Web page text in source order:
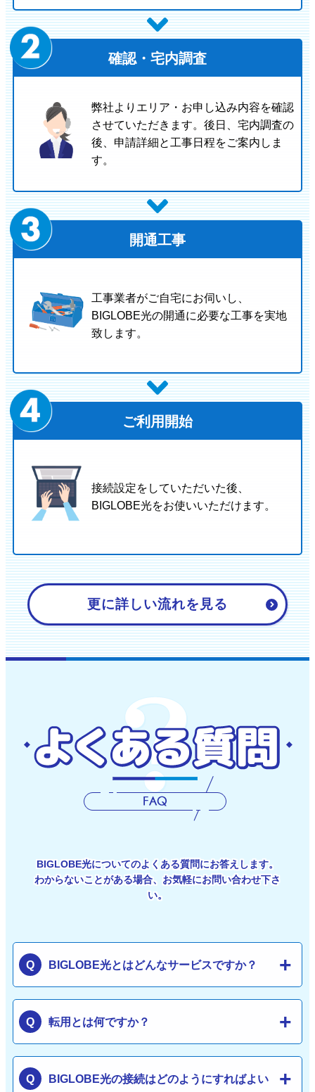
確認・宅内調査
弊社よりエリア・お申し込み内容を確認
させていただきます。後日、宅内調査の
後、申請詳細と工事日程をご案内しま
す。
開通工事
工事業者がご自宅にお伺いし、
BIGLOBE光の開通に必要な工事を実地
致します。
ご利用開始
接続設定をしていただいた後、
BIGLOBE光をお使いいただけます。
更に詳しい流れを見る
BIGLOBE光についてのよくある質問にお答えします。
わからないことがある場合、お気軽にお問い合わせ下さ
い。
BIGLOBE光とはどんなサービスですか？
転用とは何ですか？
BIGLOBE光の接続はどのようにすればよい